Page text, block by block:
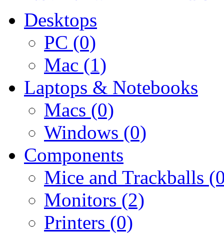
Desktops
PC (0)
Mac (1)
Laptops & Notebooks
Macs (0)
Windows (0)
Components
Mice and Trackballs
Monitors (2)
Printers (0)